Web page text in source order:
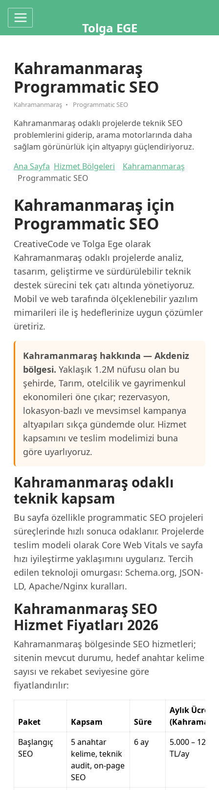
Tolga EGE
Kahramanmaraş
Programmatic SEO
Kahramanmaraş Programmatic SEO
Kahramanmaraş odaklı projelerde teknik SEO
problemlerini giderip, arama motorlarında daha
sağlam görünürlük için altyapıyı güçlendiriyoruz.
Ana Sayfa Hizmet Bölgeleri
Kahramanmaraş
Programmatic SEO
Kahramanmaraş için
Programmatic SEO
CreativeCode ve Tolga Ege olarak
Kahramanmaraş odaklı projelerde analiz,
tasarım, geliştirme ve sürdürülebilir teknik
destek sürecini tek çatı altında yönetiyoruz.
Mobil ve web tarafında ölçeklenebilir yazılım
mimarileri ile iş hedeflerinize uygun çözümler
üretiriz.
Kahramanmaraş hakkında — Akdeniz
bölgesi. Yaklaşık 1.2M nüfusu olan bu
şehirde, Tarım, otelcilik ve gayrimenkul
ekonomileri öne çıkar; rezervasyon,
lokasyon-bazlı ve mevsimsel kampanya
altyapıları sıkça gündemde olur. Hizmet
kapsamını ve teslim modelimizi buna
göre uyarlıyoruz.
Kahramanmaraş odaklı
teknik kapsam
Bu sayfa özellikle programmatic SEO projeleri
süreçlerinde hızlı sonuca odaklanır. Projelerde
teslim modeli olarak Core Web Vitals ve sayfa
hızı iyileştirme yaklaşımını uygularız. Tercih
edilen teknoloji omurgası: Schema.org, JSON-
LD, Apache/Nginx kuralları.
Kahramanmaraş SEO
Hizmet Fiyatları 2026
Kahramanmaraş bölgesinde SEO hizmetleri;
sitenin mevcut durumu, hedef anahtar kelime
sayısı ve rekabet seviyesine göre
fiyatlandırılır:
Paket Kapsam Süre
Aylık Ücret
Başlangıç
SEO
5 anahtar
kelime, teknik
audit, on-page
SEO
6 ay
5.000 –
TL/ay